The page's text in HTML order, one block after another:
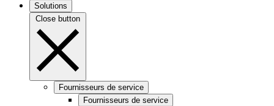
Solutions
Close button
Fournisseurs de service
Fournisseurs de service